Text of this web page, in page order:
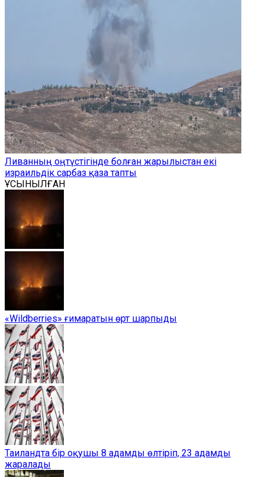
Ливанның оңтүстігінде болған жарылыстан екі
израильдік сарбаз қаза тапты
ҰСЫНЫЛҒАН
«Wildberries» ғимаратын өрт шарпыды
Таиландта бір оқушы 8 адамды өлтіріп, 23 адамды
жаралады